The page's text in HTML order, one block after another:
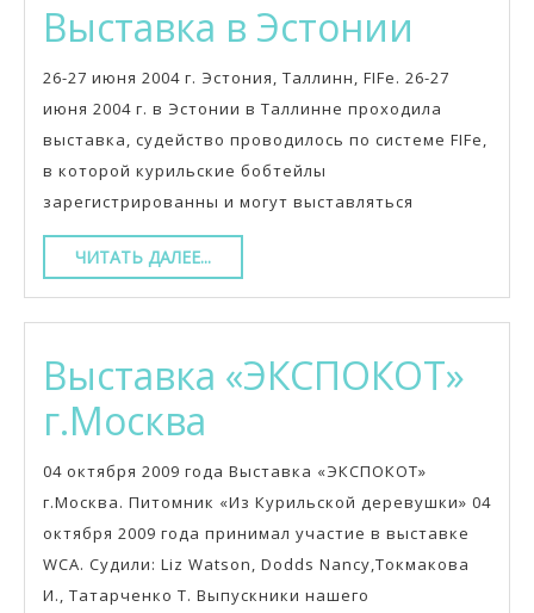
Выставка в Эстонии
в
26-27 июня 2004 г. Эстония, Таллинн, FIFe. 26-27
июня 2004 г. в Эстонии в Таллинне проходила
выставка, судейство проводилось по системе FIFe,
в которой курильские бобтейлы
зарегистрированны и могут выставляться
ЧИТАТЬ ДАЛЕЕ...ЧИТАТЬ
ДАЛЕЕ...
Выставка «ЭКСПОКОТ»
г.Москва
«ЭКСПОКОТ»
г.Москва
04 октября 2009 года Выставка «ЭКСПОКОТ»
г.Москва. Питомник «Из Курильской деревушки» 04
октября 2009 года принимал участие в выставке
WCA. Судили: Liz Watson, Dodds Nancy,Токмакова
И., Татарченко Т. Выпускники нашего